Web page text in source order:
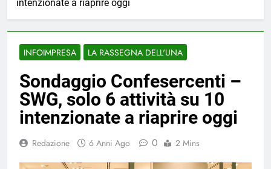
intenzionate a riaprire oggi
INFOIMPRESA LA RASSEGNA DELL'UNA
Sondaggio Confesercenti –
SWG, solo 6 attività su 10
intenzionate a riaprire oggi
Redazione 6 Anni Ago 0 2 Mins